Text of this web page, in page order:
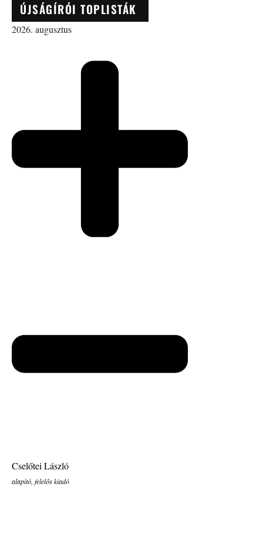
ÚJSÁGÍRÓI TOPLISTÁK
2026. augusztus
Cselőtei László
alapító, felelős kiadó